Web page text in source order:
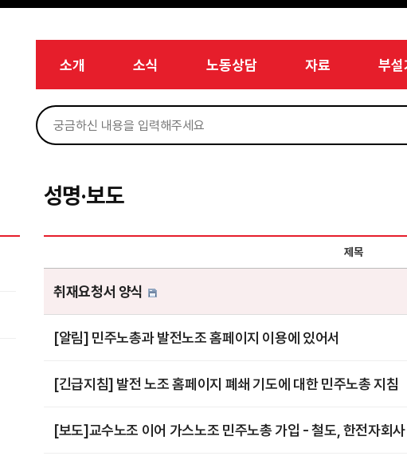
소개 소식 노동상담 자료 부설
성명·보도
제목
취재요청서 양식
[알림] 민주노총과 발전노조 홈페이지 이용에 있어서
[긴급지침] 발전 노조 홈페이지 폐쇄 기도에 대한 민주노총 지침
[보도]교수노조 이어 가스노조 민주노총 가입 - 철도, 한전자회